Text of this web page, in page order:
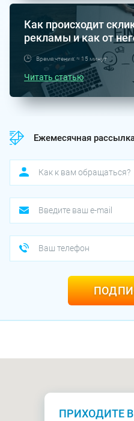
Как происходит
рекламы и как от
Время чтения: ≈ 15 минут
Читать статью
Ежемесячная
ПРИХОДИТЕ